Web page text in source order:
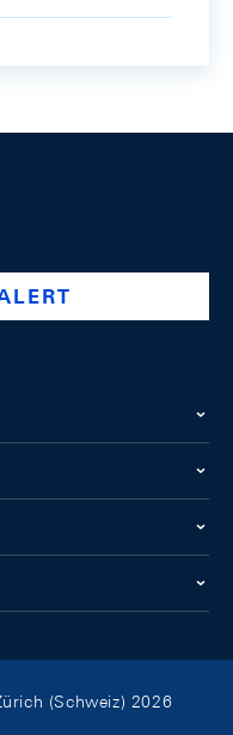
swiss-national-
@swissnationalbank
(Schweiz) 2026